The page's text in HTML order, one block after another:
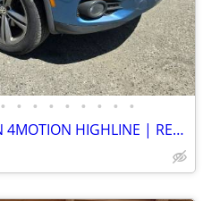
• • • • • • • • •
2017 VOLKSWAGEN TIGUAN 4MOTION HIGHLINE | REBUILT TITLE